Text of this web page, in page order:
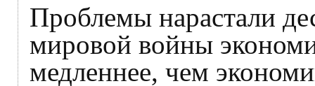
Проблемы нарастали
мировой войны
медленнее, чем